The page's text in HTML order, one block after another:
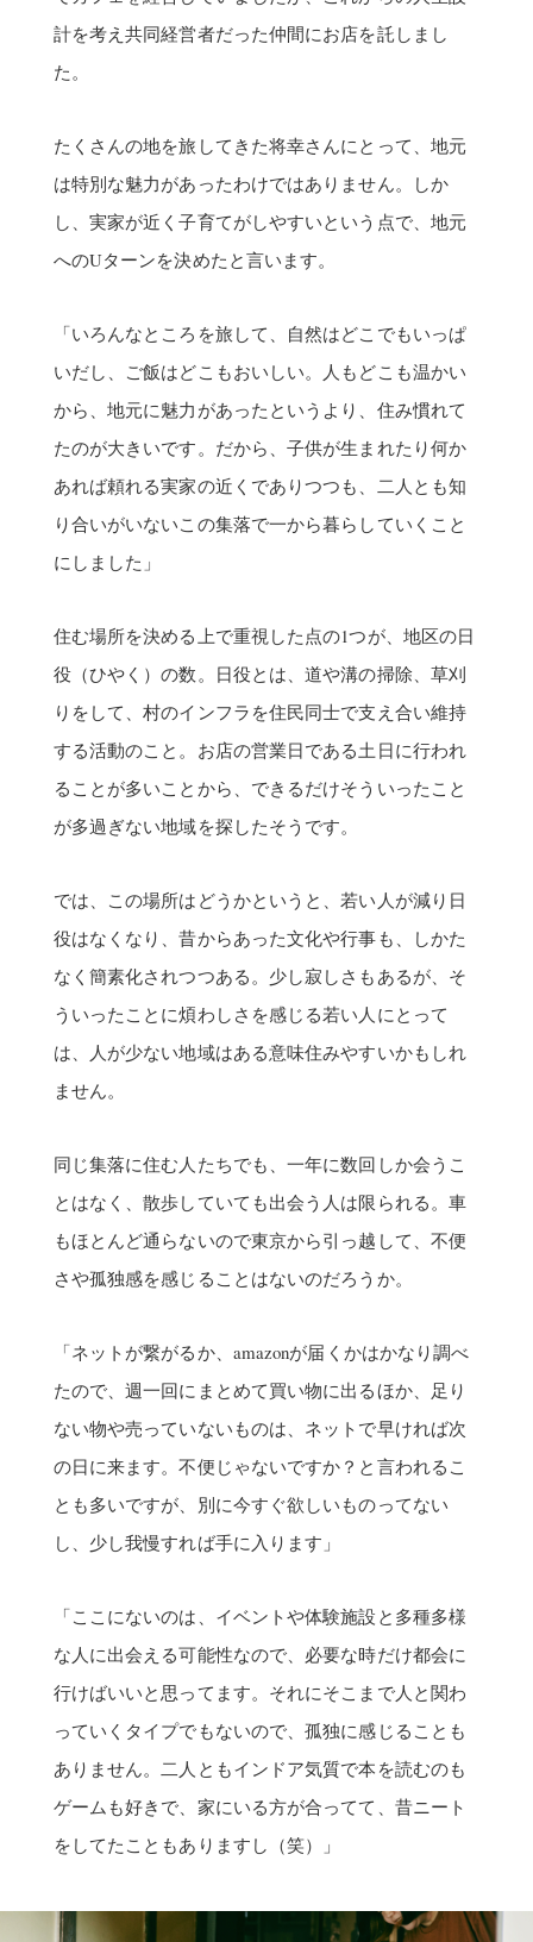
計を考え共同経営者だった仲間にお店を託しまし
た。
たくさんの地を旅してきた将幸さんにとって、地元
は特別な魅力があったわけではありません。しか
し、実家が近く子育てがしやすいという点で、地元
へのUターンを決めたと言います。
「いろんなところを旅して、自然はどこでもいっぱ
いだし、ご飯はどこもおいしい。人もどこも温かい
から、地元に魅力があったというより、住み慣れて
たのが大きいです。だから、子供が生まれたり何か
あれば頼れる実家の近くでありつつも、二人とも知
り合いがいないこの集落で一から暮らしていくこと
にしました」
住む場所を決める上で重視した点の1つが、地区の日
役（ひやく）の数。日役とは、道や溝の掃除、草刈
りをして、村のインフラを住民同士で支え合い維持
する活動のこと。お店の営業日である土日に行われ
ることが多いことから、できるだけそういったこと
が多過ぎない地域を探したそうです。
では、この場所はどうかというと、若い人が減り日
役はなくなり、昔からあった文化や行事も、しかた
なく簡素化されつつある。少し寂しさもあるが、そ
ういったことに煩わしさを感じる若い人にとって
は、人が少ない地域はある意味住みやすいかもしれ
ません。
同じ集落に住む人たちでも、一年に数回しか会うこ
とはなく、散歩していても出会う人は限られる。車
もほとんど通らないので東京から引っ越して、不便
さや孤独感を感じることはないのだろうか。
「ネットが繋がるか、amazonが届くかはかなり調べ
たので、週一回にまとめて買い物に出るほか、足り
ない物や売っていないものは、ネットで早ければ次
の日に来ます。不便じゃないですか？と言われるこ
とも多いですが、別に今すぐ欲しいものってない
し、少し我慢すれば手に入ります」
「ここにないのは、イベントや体験施設と多種多様
な人に出会える可能性なので、必要な時だけ都会に
行けばいいと思ってます。それにそこまで人と関わ
っていくタイプでもないので、孤独に感じることも
ありません。二人ともインドア気質で本を読むのも
ゲームも好きで、家にいる方が合ってて、昔ニート
をしてたこともありますし（笑）」